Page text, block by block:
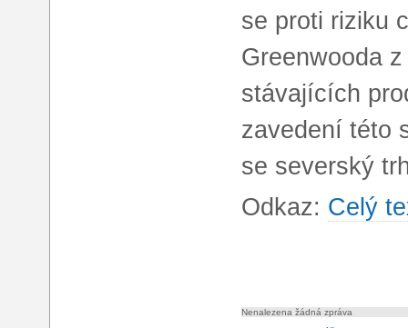
se proti riziku
Greenwooda
stávajících
zavedení této
se severský
Odkaz: Celý
Nenalezena žádná zpráva